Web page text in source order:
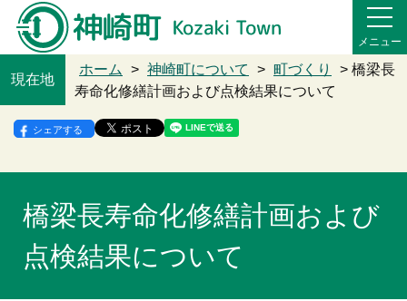
メニュー
現在地
ホーム > 神崎町について > 町づくり
> 橋梁長
寿命化修繕計画および点検結果について
シェアする
橋梁長寿命化修繕計画および
点検結果について